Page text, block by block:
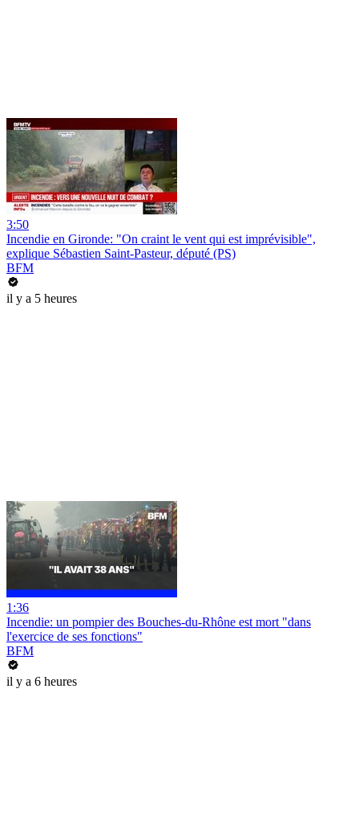
3:50
Incendie en Gironde: "On craint le vent qui est imprévisible",
explique Sébastien Saint-Pasteur, député (PS)
BFM
il y a 5 heures
1:36
Incendie: un pompier des Bouches-du-Rhône est mort "dans
l'exercice de ses fonctions"
BFM
il y a 6 heures